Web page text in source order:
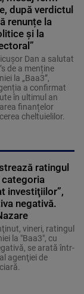
după verdictul
renunțe la
şi la
Dan a salutat
de a menține
la „Baa3”,
a confirmat
în ultimul an
finanțelor
cheltuielilor.
ratingul
categoria
investiţiilor”,
negativă.
vineri, ratingul
la "Baa3", cu
se arată într-
agenţiei de